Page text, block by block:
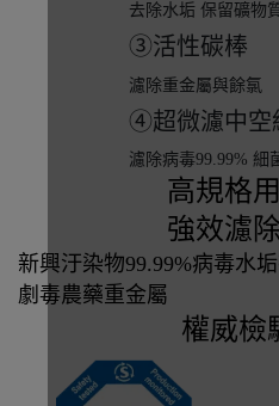
去除水垢 保留礦物
③活性碳棒
濾除重金屬與餘氯
④超微濾中空
濾除病毒99.99% 細
高規格
強效濾
新興汙染物99.99%病毒水垢
劇毒農藥重金屬
權威檢